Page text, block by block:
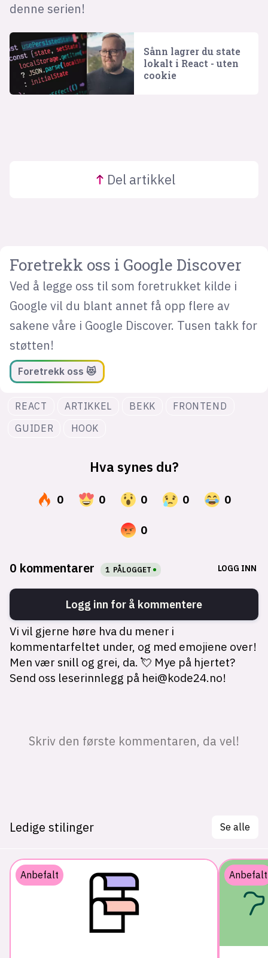
denne serien!
Sånn lagrer du state
lokalt i React - uten
cookie
Del artikkel
Foretrekk oss i Google Discover
Ved å legge oss til som foretrukket kilde i
Google vil du blant annet få opp flere av
sakene våre i Google Discover. Tusen takk for
støtten!
Foretrekk oss 😻
REACT ARTIKKEL BEKK
FRONTEND
GUIDER
HOOK
Ledige stilinger Se alle
Anbefalt Anbefalt